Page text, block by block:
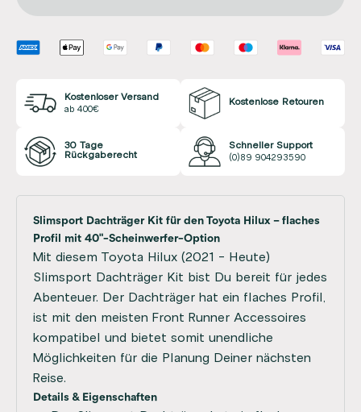
Kostenloser Versand
ab 400€
Kostenlose Retouren
30 Tage
Rückgaberecht
Schneller Support
(0)89 904293590
Slimsport Dachträger Kit für den Toyota Hilux – flaches
Profil mit 40"-Scheinwerfer-Option
Mit diesem Toyota Hilux (2021 - Heute)
Slimsport Dachträger Kit bist Du bereit für jedes
Abenteuer. Der Dachträger hat ein flaches Profil,
ist mit den meisten Front Runner Accessoires
kompatibel und bietet somit unendliche
Möglichkeiten für die Planung Deiner nächsten
Reise.
Details & Eigenschaften